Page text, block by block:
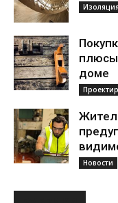
Изоляция
плюсы
доме
Новости